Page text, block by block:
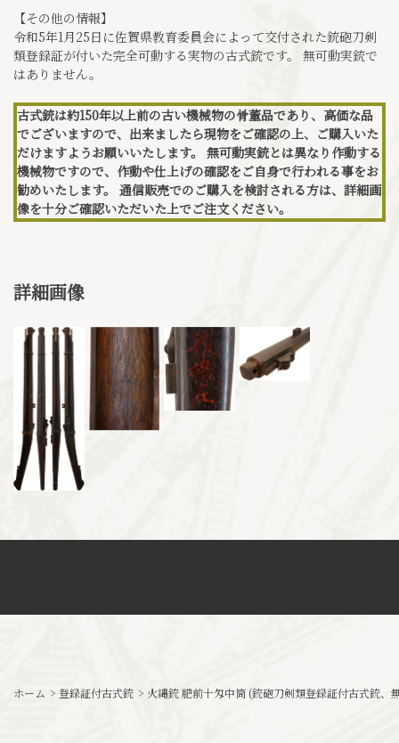
【その他の情報】
令和5年1月25日に佐賀県教育委員会によって交付された銃砲刀剣
類登録証が付いた完全可動する実物の古式銃です。 無可動実銃で
はありません。
古式銃は約150年以上前の古い機械物の骨董品であり、高価な品
でございますので、出来ましたら現物をご確認の上、ご購入いた
だけますようお願いいたします。 無可動実銃とは異なり作動する
機械物ですので、作動や仕上げの確認をご自身で行われる事をお
勧めいたします。 通信販売でのご購入を検討される方は、詳細画
像を十分ご確認いただいた上でご注文ください。
詳細画像
ホーム > 登録証付古式銃 > 火縄銃 肥前十匁中筒 (銃砲刀剣類登録証付古式銃、